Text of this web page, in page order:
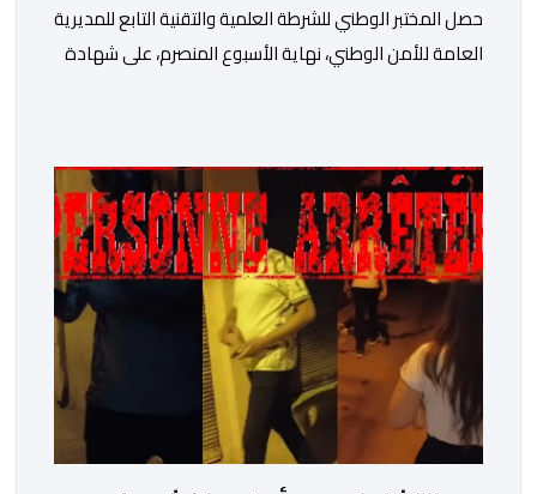
حصل المختبر الوطني للشرطة العلمية والتقنية التابع للمديرية
العامة للأمن الوطني، نهاية الأسبوع المنصرم، على شهادة
فيها فروع البيولوجيا والكيمياء، وتدقيق وفحص الوثائق،
والحرائق والمتفجرات، وكذا الآثار الرقمية والمخدرات والمواد
السمومية.وكانت المنظمة الأمريكية للاعتماد والتقييس
″The ANSI National Accreditation Board″، المختصة […]